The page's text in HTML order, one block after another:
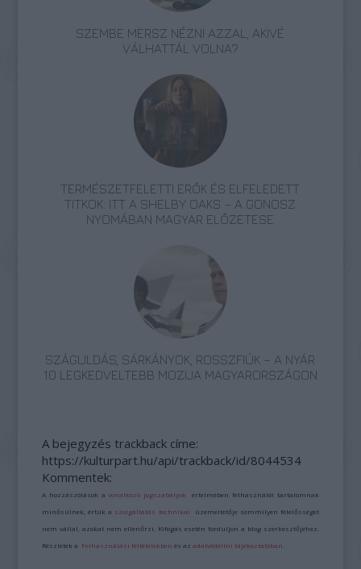
SZEMBE MERSZ NÉZNI AZZAL, AKIVÉ
VÁLHATTÁL VOLNA?
TERMÉSZETFELETTI ERŐK ÉS ELFELEDETT
TITKOK: ITT A SHELBY OAKS – A GONOSZ
NYOMÁBAN MAGYAR ELŐZETESE
SZÁGULDÁS, SÁRKÁNYOK, ROSSZFIÚK – A NYÁR
10 LEGKEDVELTEBB MOZIJA MAGYARORSZÁGON
A bejegyzés trackback címe:
https://kulturpart.hu/api/trackback/id/8044534
Kommentek:
A hozzászólások avonatkozó jogszabályok értelmében felhasználói tartalomnak
minősülnek, értük a szolgáltatás technikai üzemeltetője semmilyen felelősséget
nem vállal, azokat nem ellenőrzi. Kifogás esetén forduljon a blog szerkesztőjéhez.
Részletek a Felhasználási feltételekben és azadatvédelmi tájékoztatóban